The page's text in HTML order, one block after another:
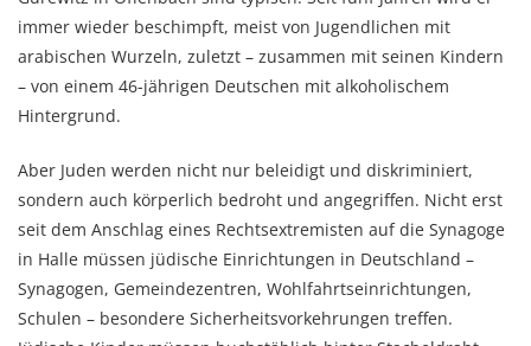
immer wieder beschimpft, meist von Jugendlichen mit
arabischen Wurzeln, zuletzt – zusammen mit seinen Kindern
– von einem 46-jährigen Deutschen mit alkoholischem
Hintergrund.
Aber Juden werden nicht nur beleidigt und diskriminiert,
sondern auch körperlich bedroht und angegriffen. Nicht erst
seit dem Anschlag eines Rechtsextremisten auf die Synagoge
in Halle müssen jüdische Einrichtungen in Deutschland –
Synagogen, Gemeindezentren, Wohlfahrtseinrichtungen,
Schulen – besondere Sicherheitsvorkehrungen treffen.